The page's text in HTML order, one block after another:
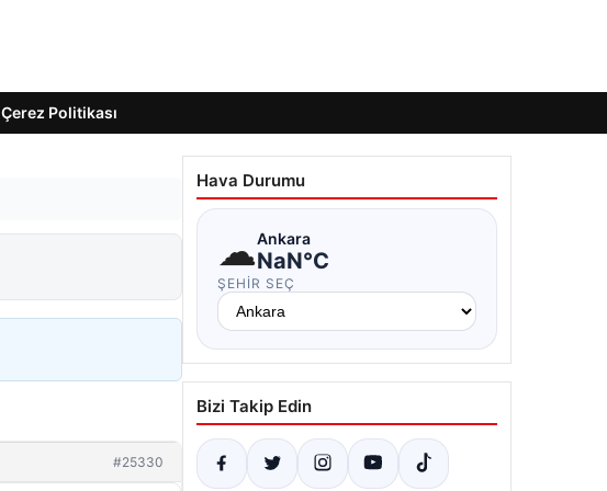
Çerez Politikası
#25330
Hava Durumu
☁Ankara
NaN°C
ŞEHIR SEÇ
Bizi Takip Edin